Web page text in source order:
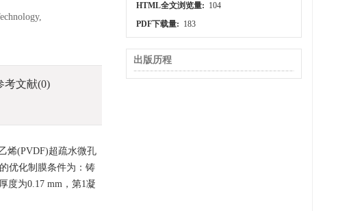
考文献(0)
烯(PVDF)超疏水微孔
优化制膜条件为：铸
度为0.17 mm，第1凝
HTML全文浏览量: 104
PDF下载量: 183
出版历程